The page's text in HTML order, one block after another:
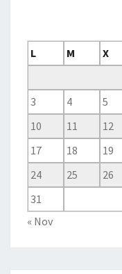
L
M X
3
4 5
10
11 12
17
18 19
24
25 26
31
« Nov